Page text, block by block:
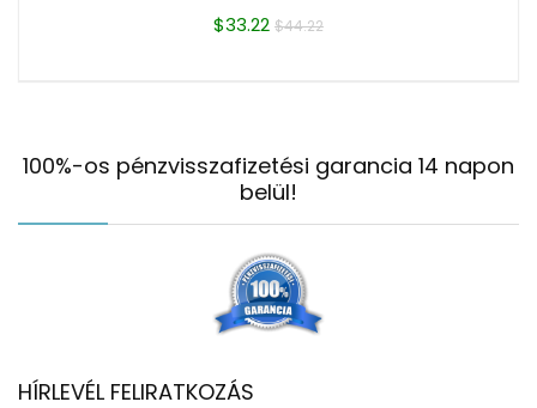
$33.22 $44.22
100%-os pénzvisszafizetési garancia 14 napon
belül!
HÍRLEVÉL FELIRATKOZÁS